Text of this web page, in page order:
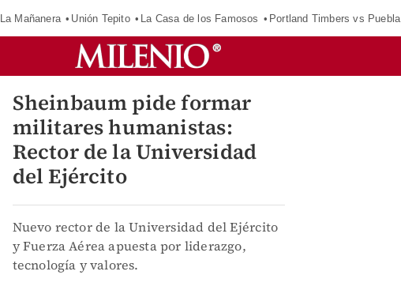
La Mañanera Unión Tepito La Casa de los Famosos Portland Timbers vs Puebla
Sheinbaum pide formar
militares humanistas:
Rector de la Universidad
del Ejército
Nuevo rector de la Universidad del Ejército
y Fuerza Aérea apuesta por liderazgo,
tecnología y valores.